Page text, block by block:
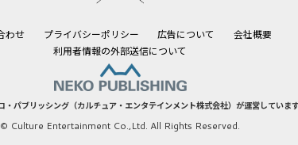
わせ プライバシーポリシー 広告について
会社概要
利用者情報の外部送信について
・パブリッシング（カルチュア・エンタテインメント株式会社）が運営していま
© Culture Entertainment Co.,Ltd. All Rights Reserved.